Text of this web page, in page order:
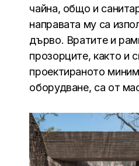
чайна, общо и
направата му са
дърво. Вратите и
прозорците, както и
проектираното
оборудване, са от